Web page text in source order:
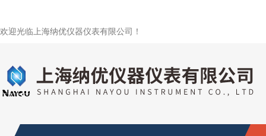
欢迎光临上海纳优仪器仪表有限公司！